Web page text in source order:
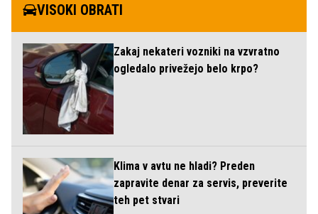
VISOKI OBRATI
Zakaj nekateri vozniki na vzvratno
ogledalo privežejo belo krpo?
Klima v avtu ne hladi? Preden
zapravite denar za servis, preverite
teh pet stvari